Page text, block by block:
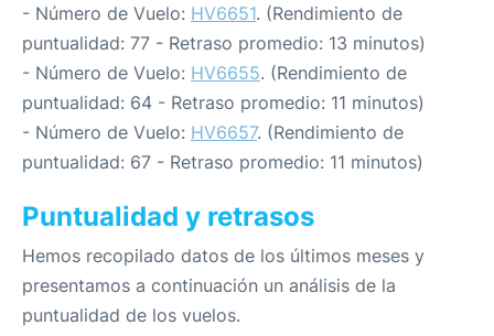
- Número de Vuelo: HV6651. (Rendimiento de
puntualidad: 77 - Retraso promedio: 13 minutos)
- Número de Vuelo: HV6655. (Rendimiento de
puntualidad: 64 - Retraso promedio: 11 minutos)
- Número de Vuelo: HV6657. (Rendimiento de
puntualidad: 67 - Retraso promedio: 11 minutos)
Puntualidad y retrasos
Hemos recopilado datos de los últimos meses y
presentamos a continuación un análisis de la
puntualidad de los vuelos.